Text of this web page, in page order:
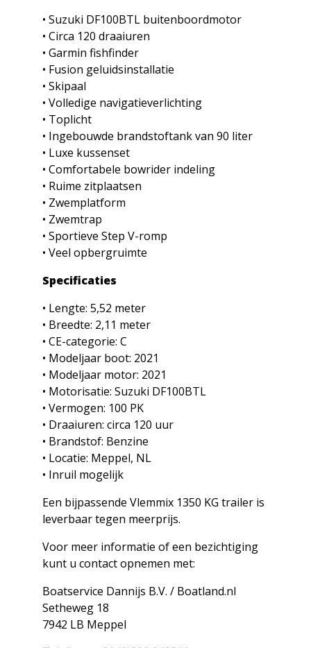
• Suzuki DF100BTL buitenboordmotor
• Circa 120 draaiuren
• Garmin fishfinder
• Fusion geluidsinstallatie
• Skipaal
• Volledige navigatieverlichting
• Toplicht
• Ingebouwde brandstoftank van 90 liter
• Luxe kussenset
• Comfortabele bowrider indeling
• Ruime zitplaatsen
• Zwemplatform
• Zwemtrap
• Sportieve Step V-romp
• Veel opbergruimte
Specificaties
• Lengte: 5,52 meter
• Breedte: 2,11 meter
• CE-categorie: C
• Modeljaar boot: 2021
• Modeljaar motor: 2021
• Motorisatie: Suzuki DF100BTL
• Vermogen: 100 PK
• Draaiuren: circa 120 uur
• Brandstof: Benzine
• Locatie: Meppel, NL
• Inruil mogelijk
Een bijpassende Vlemmix 1350 KG trailer is
leverbaar tegen meerprijs.
Voor meer informatie of een bezichtiging
kunt u contact opnemen met:
Boatservice Dannijs B.V. / Boatland.nl
Setheweg 18
7942 LB Meppel